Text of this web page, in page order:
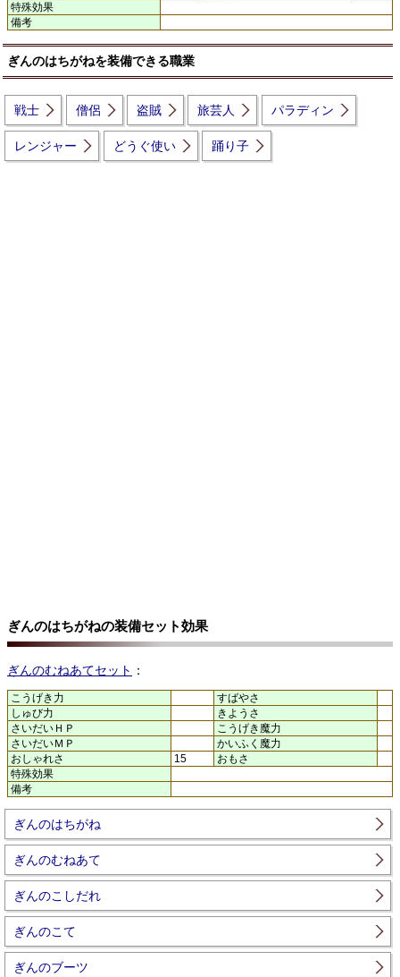
特殊効果
備考
ぎんのはちがねを装備できる職業
戦士 僧侶 盗賊 旅芸人 パラディン
レンジャー どうぐ使い 踊り子
ぎんのはちがねの装備セット効果
ぎんのむねあてセット ：
こうげき力
すばやさ
しゅび力
きようさ
さいだいＨＰ
こうげき魔力
さいだいＭＰ
かいふく魔力
おしゃれさ
15
おもさ
特殊効果
備考
ぎんのはちがね
ぎんのむねあて
ぎんのこしだれ
ぎんのこて
ぎんのブーツ